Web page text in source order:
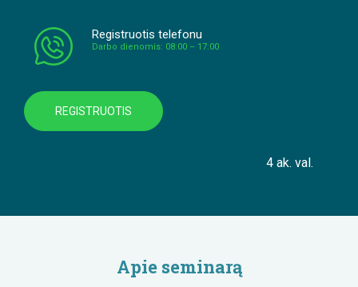
Registruotis telefonu
Darbo dienomis: 08:00 – 17:00
REGISTRUOTIS
4 ak. val.
Apie seminarą